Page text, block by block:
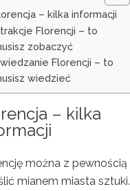
– kilka informacji
Florencji – to
zobaczyć
Florencji – to
wiedzieć
– kilka
można z pewnością
mianem miasta sztuki.